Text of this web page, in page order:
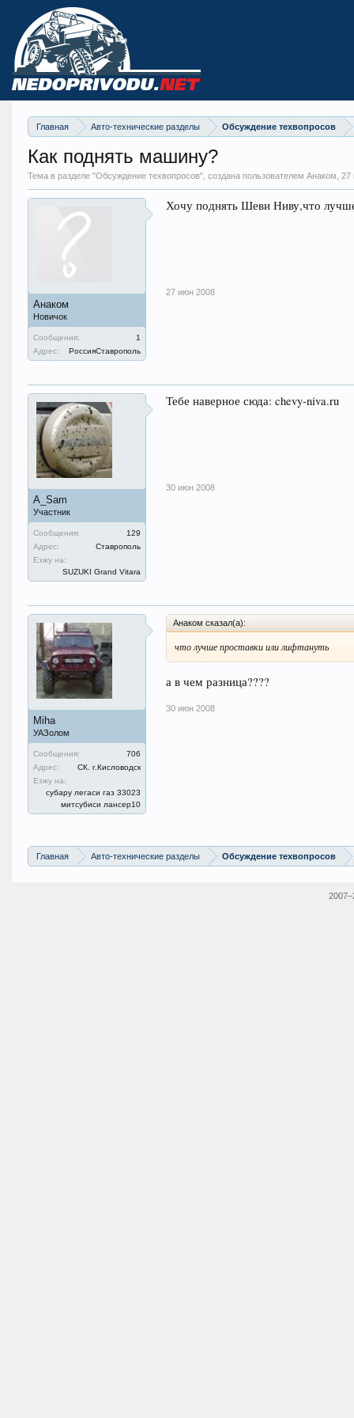
Главная Авто-технические разделы Обсуждение техвопросов
Как поднять машину?
Тема в разделе "Обсуждение техвопросов", создана пользователем Анаком, 27
Анаком
Новичок
Сообщения:
1
Адрес:
РоссияСтаврополь
Хочу поднять Шеви Ниву,что
27 июн 2008
A_Sam
Участник
Сообщения:
129
Адрес:
Ставрополь
Езжу на:
SUZUKI Grand Vitara
Тебе наверное сюда: chevy-niva.ru
30 июн 2008
Miha
УАЗолом
Сообщения:
706
Адрес:
СК. г.Кисловодск
Езжу на:
субару легаси газ 33023
митсубиси лансер10
Анаком сказал(а):
что лучше проставки или лифтануть
а в чем разница????
30 июн 2008
Главная Авто-технические разделы Обсуждение техвопросов
2007–